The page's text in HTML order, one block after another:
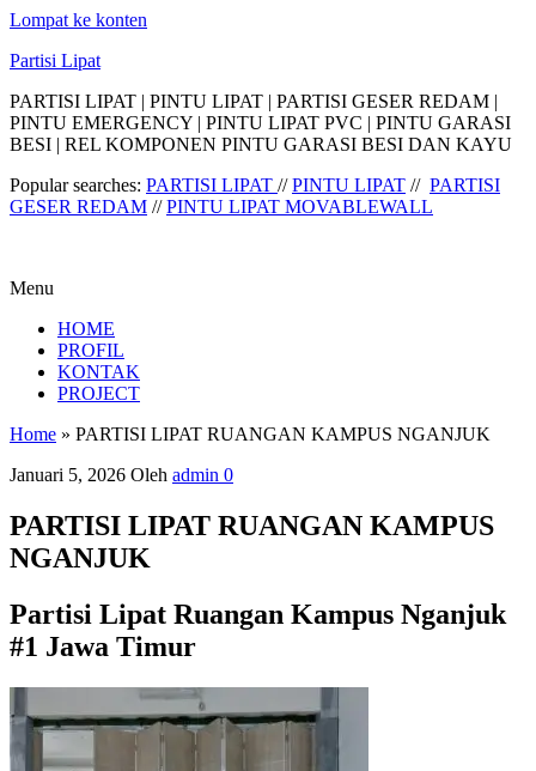
Lompat ke konten
Partisi Lipat
PARTISI LIPAT | PINTU LIPAT | PARTISI GESER REDAM |
PINTU EMERGENCY | PINTU LIPAT PVC | PINTU GARASI
BESI | REL KOMPONEN PINTU GARASI BESI DAN KAYU
Popular searches: PARTISI LIPAT //PINTU LIPAT // PARTISI
GESER REDAM //PINTU LIPAT MOVABLEWALL
Menu
HOME
PROFIL
KONTAK
PROJECT
Home » PARTISI LIPAT RUANGAN KAMPUS NGANJUK
Januari 5, 2026 Oleh admin 0
PARTISI LIPAT RUANGAN KAMPUS
NGANJUK
Partisi Lipat Ruangan Kampus Nganjuk
#1 Jawa Timur